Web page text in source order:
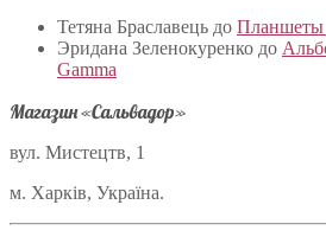
Тетяна Браславець до Планшеты
Эридана Зеленокуренко до
Gamma
Магазин «Сальвадор»
вул. Мистецтв, 1
м. Харків, Україна.